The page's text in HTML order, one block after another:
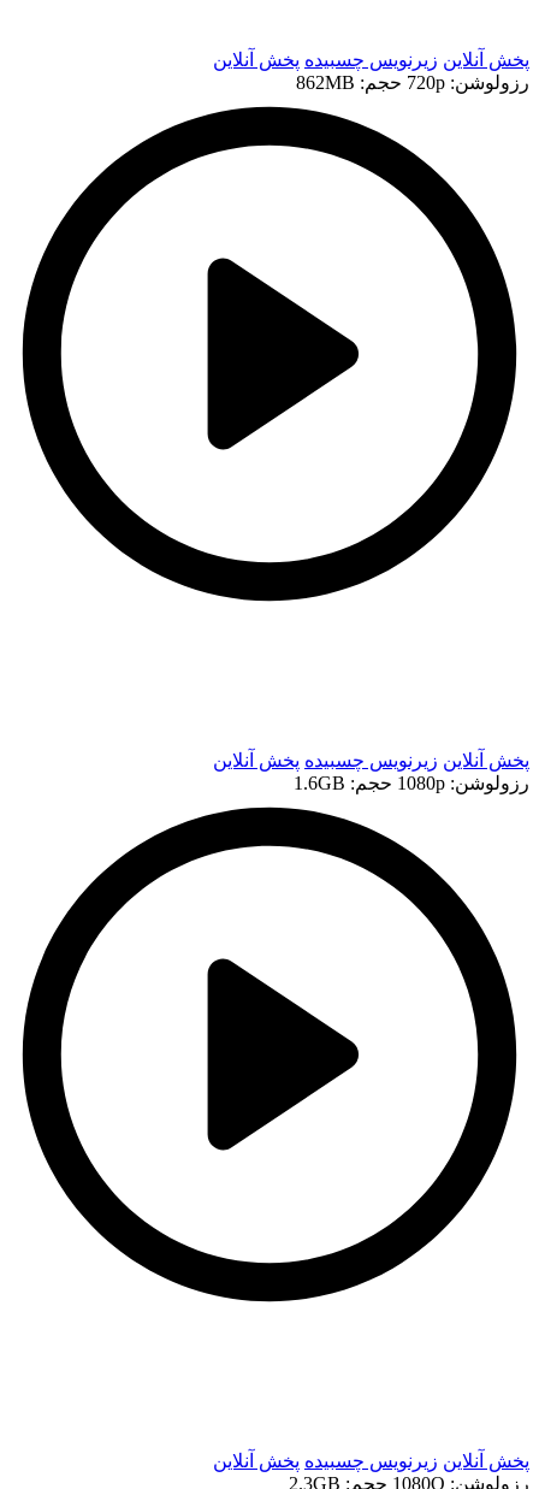
پخش آنلاین زیرنویس چسبیده پخش آنلاین
رزولوشن: 720p
حجم: 862MB
پخش آنلاین زیرنویس چسبیده پخش آنلاین
رزولوشن: 1080p
حجم: 1.6GB
پخش آنلاین زیرنویس چسبیده پخش آنلاین
رزولوشن: 1080Q
حجم: 2.3GB